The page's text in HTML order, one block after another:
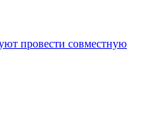
провести совместную